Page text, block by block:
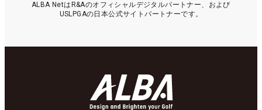
ALBA NetはR&Aのオフィシャルデジタルパートナー、および
USLPGAの日本公式サイトパートナーです。